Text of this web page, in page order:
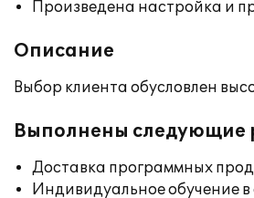
Произведена настройка и
Описание
Выбор клиента обусловлен
Выполнены следующие
Доставка программных
Индивидуальное обучение в